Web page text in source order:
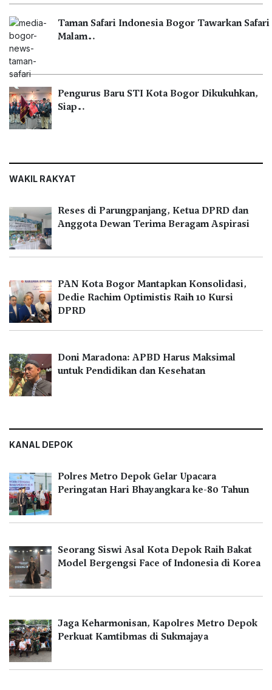
Taman Safari Indonesia Bogor Tawarkan Safari
Malam…
Pengurus Baru STI Kota Bogor Dikukuhkan,
Siap…
WAKIL RAKYAT
Reses di Parungpanjang, Ketua DPRD dan
Anggota Dewan Terima Beragam Aspirasi
PAN Kota Bogor Mantapkan Konsolidasi,
Dedie Rachim Optimistis Raih 10 Kursi
DPRD
Doni Maradona: APBD Harus Maksimal
untuk Pendidikan dan Kesehatan
KANAL DEPOK
Polres Metro Depok Gelar Upacara
Peringatan Hari Bhayangkara ke-80 Tahun
Seorang Siswi Asal Kota Depok Raih Bakat
Model Bergengsi Face of Indonesia di Korea
Jaga Keharmonisan, Kapolres Metro Depok
Perkuat Kamtibmas di Sukmajaya